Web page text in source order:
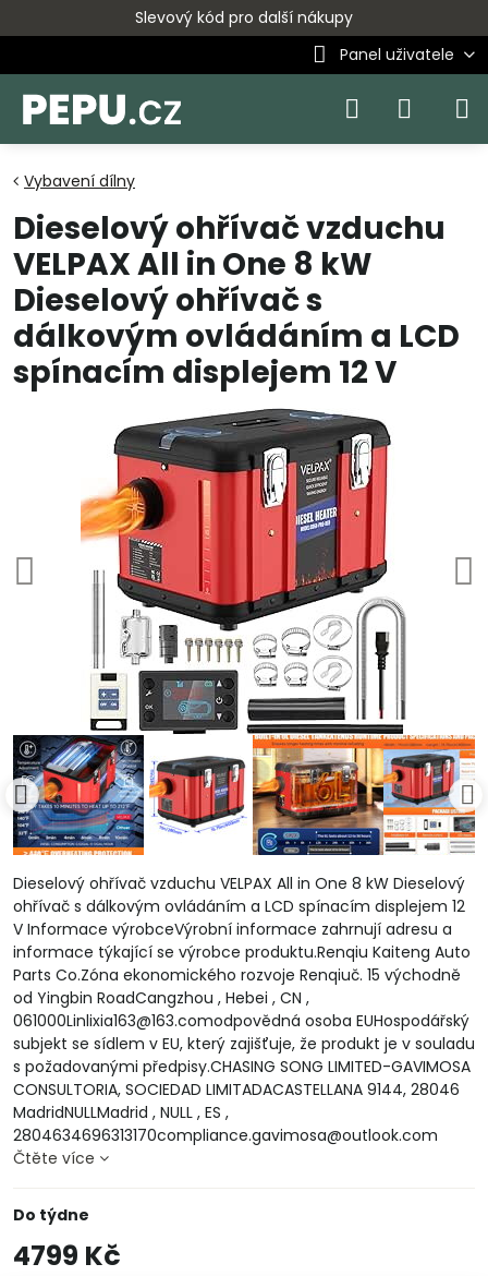
Slevový kód pro další nákupy
Panel uživatele
Vybavení dílny
Dieselový ohřívač vzduchu
VELPAX All in One 8 kW
Dieselový ohřívač s
dálkovým ovládáním a LCD
spínacím displejem 12 V
Dieselový ohřívač vzduchu VELPAX All in One 8 kW Dieselový
ohřívač s dálkovým ovládáním a LCD spínacím displejem 12
V Informace výrobceVýrobní informace zahrnují adresu a
informace týkající se výrobce produktu.Renqiu Kaiteng Auto
Parts Co.Zóna ekonomického rozvoje Renqiuč. 15 východně
od Yingbin RoadCangzhou , Hebei , CN ,
061000Linlixia163@163.comodpovědná osoba EUHospodářský
subjekt se sídlem v EU, který zajišťuje, že produkt je v souladu
s požadovanými předpisy.CHASING SONG LIMITED-GAVIMOSA
CONSULTORIA, SOCIEDAD LIMITADACASTELLANA 9144, 28046
MadridNULLMadrid , NULL , ES ,
2804634696313170compliance.gavimosa@outlook.com
Čtěte více
Do týdne
4799 Kč